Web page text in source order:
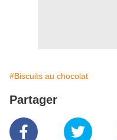
#Biscuits au chocolat
Partager